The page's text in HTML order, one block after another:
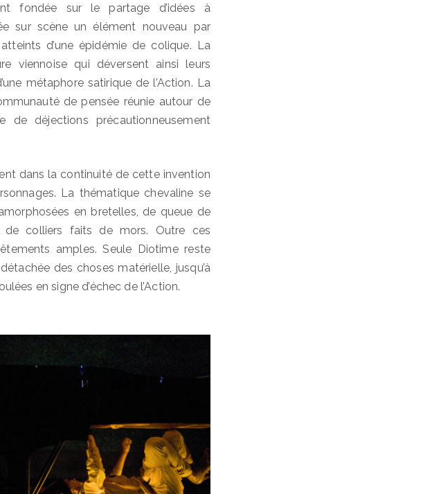
fondée sur le partage d’idées à
sur scène un élément nouveau par
d’une épidémie de colique. La
viennoise qui déversent ainsi leurs
métaphore satirique de l’Action. La
de pensée réunie autour de
déjections précautionneusement
dans la continuité de cette invention
La thématique chevaline se
en bretelles, de queue de
de colliers faits de mors. Outre ces
amples. Seule Diotime reste
des choses matérielle, jusqu’à
en signe d’échec de l’Action.